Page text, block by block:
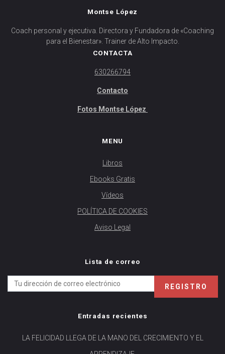
Montse López
Coach personal y ejecutiva. Directora y Fundadora de «Coaching
para el Bienestar». Trainer de Alto Impacto.
CONTACTA
630266794
Contacto
Fotos Montse López
MENU
Libros
Ebooks Gratis
Vídeos
POLÍTICA DE COOKIES
Aviso Legal
Lista de correo
Entradas recientes
LA FELICIDAD LLEGA DE LA MANO DEL CRECIMIENTO Y EL